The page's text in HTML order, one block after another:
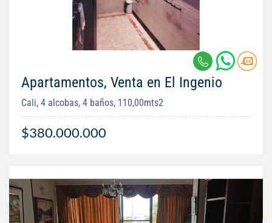
Apartamentos, Venta en El Ingenio
Cali, 4 alcobas, 4 baños, 110,00mts2
$380.000.000